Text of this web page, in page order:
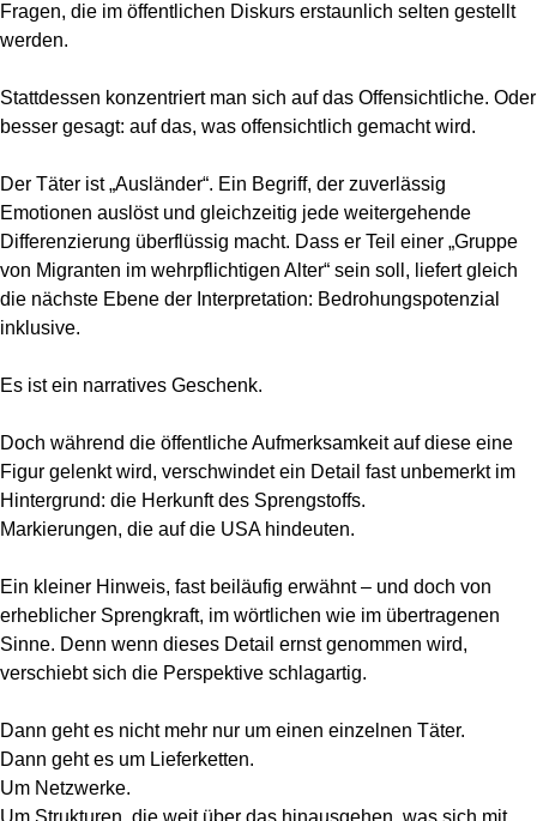
Fragen, die im öffentlichen Diskurs erstaunlich selten gestellt
werden.
Stattdessen konzentriert man sich auf das Offensichtliche. Oder
besser gesagt: auf das, was offensichtlich gemacht wird.
Der Täter ist „Ausländer“. Ein Begriff, der zuverlässig
Emotionen auslöst und gleichzeitig jede weitergehende
Differenzierung überflüssig macht. Dass er Teil einer „Gruppe
von Migranten im wehrpflichtigen Alter“ sein soll, liefert gleich
die nächste Ebene der Interpretation: Bedrohungspotenzial
inklusive.
Es ist ein narratives Geschenk.
Doch während die öffentliche Aufmerksamkeit auf diese eine
Figur gelenkt wird, verschwindet ein Detail fast unbemerkt im
Hintergrund: die Herkunft des Sprengstoffs.
Markierungen, die auf die USA hindeuten.
Ein kleiner Hinweis, fast beiläufig erwähnt – und doch von
erheblicher Sprengkraft, im wörtlichen wie im übertragenen
Sinne. Denn wenn dieses Detail ernst genommen wird,
verschiebt sich die Perspektive schlagartig.
Dann geht es nicht mehr nur um einen einzelnen Täter.
Dann geht es um Lieferketten.
Um Netzwerke.
Um Strukturen, die weit über das hinausgehen, was sich mit